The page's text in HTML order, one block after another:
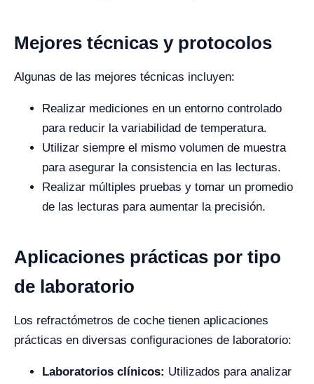
Mejores técnicas y protocolos
Algunas de las mejores técnicas incluyen:
Realizar mediciones en un entorno controlado
para reducir la variabilidad de temperatura.
Utilizar siempre el mismo volumen de muestra
para asegurar la consistencia en las lecturas.
Realizar múltiples pruebas y tomar un promedio
de las lecturas para aumentar la precisión.
Aplicaciones prácticas por tipo
de laboratorio
Los refractómetros de coche tienen aplicaciones
prácticas en diversas configuraciones de laboratorio:
Laboratorios clínicos: Utilizados para analizar